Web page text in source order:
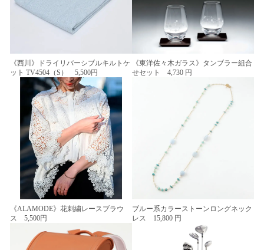
《西川》ドライリバーシブルキルトケ
ット TV4504（S） 5,500円
《東洋佐々木ガラス》タンブラー組合
せセット 4,730 円
《ALAMODE》花刺繍レースブラウ
ス 5,500円
ブルー系カラーストーンロングネック
レス 15,800 円